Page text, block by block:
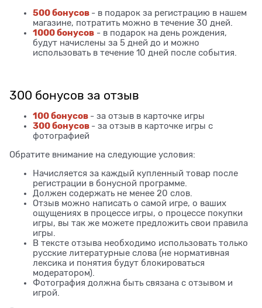
500 бонусов - в подарок за регистрацию в нашем
магазине, потратить можно в течение 30 дней.
1000 бонусов - в подарок на день рождения,
будут начислены за 5 дней до и можно
использовать в течение 10 дней после события.
300 бонусов за отзыв
100 бонусов - за отзыв в карточке игры
300 бонусов - за отзыв в карточке игры с
фотографией
Обратите внимание на следующие условия:
Начисляется за каждый купленный товар после
регистрации в бонусной программе.
Должен содержать не менее 20 слов.
Отзыв можно написать о самой игре, о ваших
ощущениях в процессе игры, о процессе покупки
игры, вы так же можете предложить свои правила
игры.
В тексте отзыва необходимо использовать только
русские литературные слова (не нормативная
лексика и понятия будут блокироваться
модератором).
Фотография должна быть связана с отзывом и
игрой.